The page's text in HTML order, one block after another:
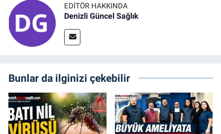
EDITÖR HAKKINDA
Denizli Güncel Sağlık
Bunlar da ilginizi çekebilir